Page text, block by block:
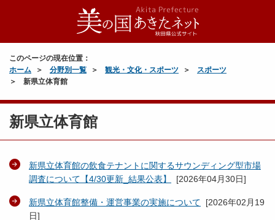
このページの現在位置：
ホーム
分野別一覧 観光・文化・スポーツ
スポーツ
新県立体育館
新県立体育館
新県立体育館の飲食テナントに関するサウンディング型市場
調査について【4/30更新_結果公表】
[2026年04月30日]
新県立体育館整備・運営事業の実施について [2026年02月19
日]